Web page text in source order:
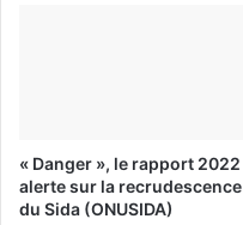
« Danger », le rapport 2022
alerte sur la recrudescence
du Sida (ONUSIDA)